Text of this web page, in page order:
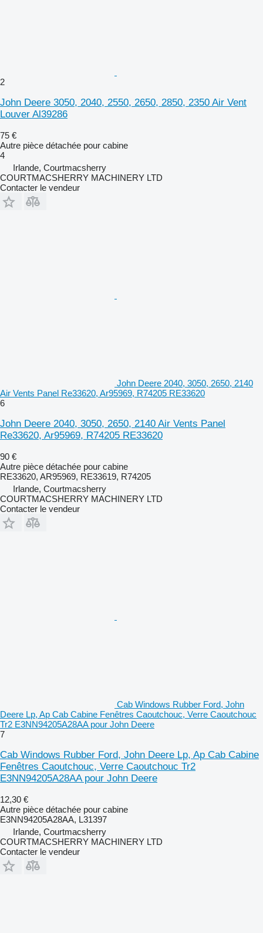
2
John Deere 3050, 2040, 2550, 2650, 2850, 2350 Air Vent
Louver Al39286
75 €
Autre pièce détachée pour cabine
4
Irlande, Courtmacsherry
COURTMACSHERRY MACHINERY LTD
Contacter le vendeur
John Deere 2040, 3050, 2650, 2140
Air Vents Panel Re33620, Ar95969, R74205 RE33620
6
John Deere 2040, 3050, 2650, 2140 Air Vents Panel
Re33620, Ar95969, R74205 RE33620
90 €
Autre pièce détachée pour cabine
RE33620, AR95969, RE33619, R74205
Irlande, Courtmacsherry
COURTMACSHERRY MACHINERY LTD
Contacter le vendeur
Cab Windows Rubber Ford, John
Deere Lp, Ap Cab Cabine Fenêtres Caoutchouc, Verre Caoutchouc
Tr2 E3NN94205A28AA pour John Deere
7
Cab Windows Rubber Ford, John Deere Lp, Ap Cab Cabine
Fenêtres Caoutchouc, Verre Caoutchouc Tr2
E3NN94205A28AA pour John Deere
12,30 €
Autre pièce détachée pour cabine
E3NN94205A28AA, L31397
Irlande, Courtmacsherry
COURTMACSHERRY MACHINERY LTD
Contacter le vendeur